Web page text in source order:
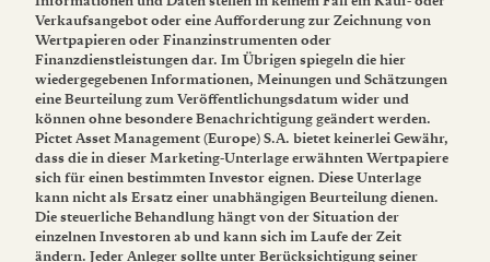
Verkaufsangebot oder eine Aufforderung zur Zeichnung von
Wertpapieren oder Finanzinstrumenten oder
Finanzdienstleistungen dar. Im Übrigen spiegeln die hier
wiedergegebenen Informationen, Meinungen und Schätzungen
eine Beurteilung zum Veröffentlichungsdatum wider und
können ohne besondere Benachrichtigung geändert werden.
Pictet Asset Management (Europe) S.A. bietet keinerlei Gewähr,
dass die in dieser Marketing-Unterlage erwähnten Wertpapiere
sich für einen bestimmten Investor eignen. Diese Unterlage
kann nicht als Ersatz einer unabhängigen Beurteilung dienen.
Die steuerliche Behandlung hängt von der Situation der
einzelnen Investoren ab und kann sich im Laufe der Zeit
ändern. Jeder Anleger sollte unter Berücksichtigung seiner